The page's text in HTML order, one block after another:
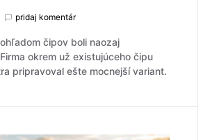
pridaj komentár
čipov boli naozaj
okrem už existujúceho čipu
pripravoval ešte mocnejší variant.